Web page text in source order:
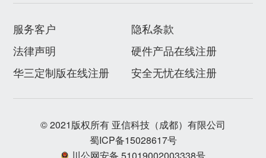
服务客户
隐私条款
法律声明
硬件产品在线注册
华三定制版在线注册
安全无忧在线注册
© 2021版权所有 亚信科技（成都）有限公司
蜀ICP备15028617号